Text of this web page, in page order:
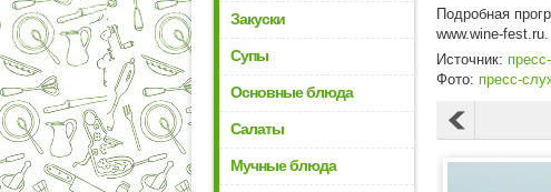
Закуски
Супы
Основные блюда
Салаты
Мучные блюда
Подробная
Источник:
Фото: пресс-